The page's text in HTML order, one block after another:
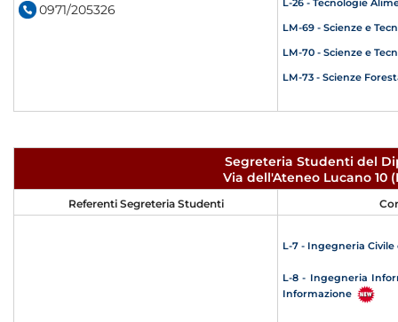
0971/205326
L-26 - Tecnologie
LM-69 - Scienze e
LM-70 - Scienze e
LM-73 - Scienze
Segreteria Studenti del
Via dell'Ateneo Lucano 10
Referenti Segreteria Studenti
L-7 - Ingegneria
L-8 - Ingegneria
Informazione